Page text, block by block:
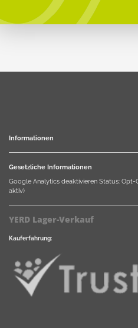
Informationen
Gesetzliche Informationen
Google Analytics deaktivieren Status: Opt-
aktiv)
YERD Lager-Verkauf
Kauferfahrung: